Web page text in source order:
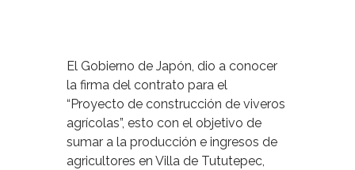
El Gobierno de Japón, dio a conocer
la firma del contrato para el
“Proyecto de construcción de viveros
agrícolas”, esto con el objetivo de
sumar a la producción e ingresos de
agricultores en Villa de Tututepec,